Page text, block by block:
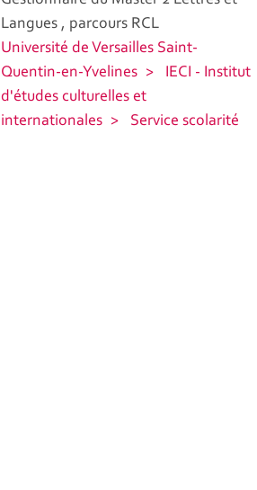
Langues , parcours RCL
Université de Versailles Saint-
Quentin-en-Yvelines
IECI - Institut
d'études culturelles et
internationales
Service scolarité